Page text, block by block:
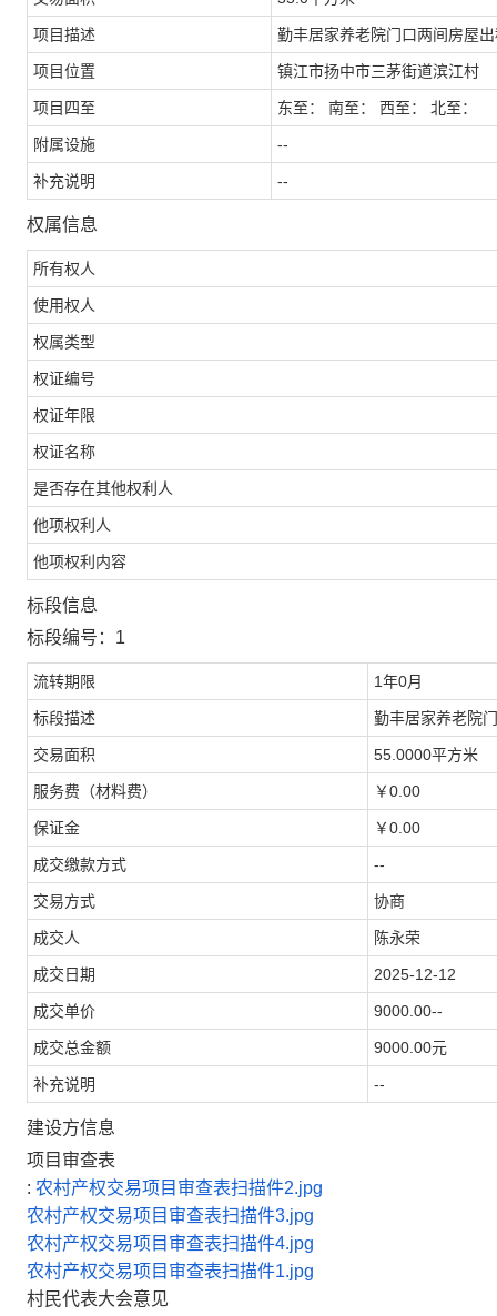
项目描述 勤丰居家养老院门口两间房屋
项目位置 镇江市扬中市三茅街道滨江村
项目四至 东至： 南至： 西至： 北至：
附属设施 --
补充说明 --
权属信息
所有权人
使用权人
权属类型
权证编号
权证年限
权证名称
是否存在其他权利人
他项权利人
他项权利内容
标段信息
标段编号：1
流转期限 1年0月
标段描述 勤丰居家养老院
交易面积 55.0000平方米
服务费（材料费） ￥0.00
保证金 ￥0.00
成交缴款方式 --
交易方式 协商
成交人 陈永荣
成交日期 2025-12-12
成交单价 9000.00--
成交总金额 9000.00元
补充说明 --
建设方信息
项目审查表
: 农村产权交易项目审查表扫描件2.jpg
农村产权交易项目审查表扫描件3.jpg
农村产权交易项目审查表扫描件4.jpg
农村产权交易项目审查表扫描件1.jpg
村民代表大会意见